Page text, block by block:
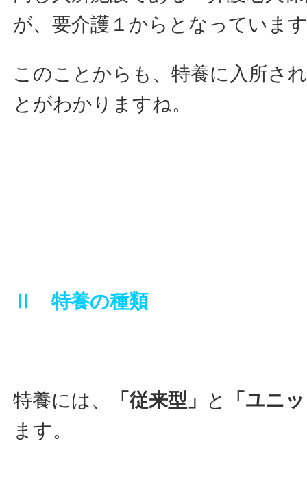
が、要介護１からとなっていま
このことからも、特養に入所さ
とがわかりますね。
Ⅱ 特養の種類
特養には、 「従来型」 と
「ユニ
ます。